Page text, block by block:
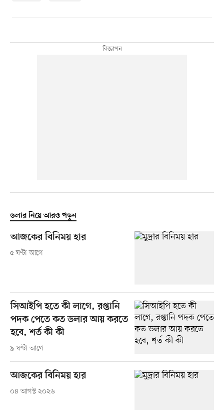
ডলার নিয়ে আরও পড়ুন
আজকের বিনিময় হার
৫ ঘণ্টা আগে
সিআইপি হতে কী লাগে, রপ্তানি
পদক পেতে কত ডলার আয় করতে
হবে, শর্ত কী কী
৯ ঘণ্টা আগে
আজকের বিনিময় হার
০৪ আগস্ট ২০২৬